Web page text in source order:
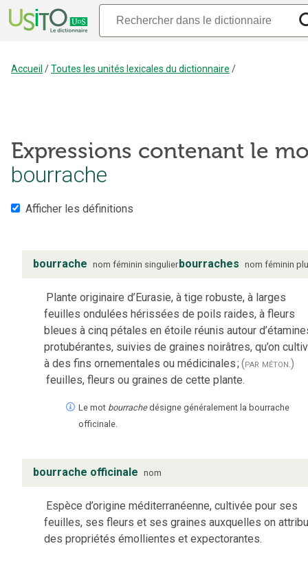
Accueil /Toutes les unités lexicales du dictionnaire /
Expressions contenant le
bourrache
Afficher les définitions
bourrache nom féminin singulierbourraches nom féminin
Plante originaire d’Eurasie, à tige robuste, à larges
feuilles ondulées hérissées de poils raides, à fleurs
bleues à cinq pétales en étoile réunis autour
protubérantes, suivies de graines noirâtres, qu’on
à des fins ornementales ou médicinales;(par méton.)
feuilles, fleurs ou graines de cette plante.
Le mot bourrache désigne généralement la bourrache
officinale.
bourrache officinale nom
Espèce d’origine méditerranéenne, cultivée pour ses
feuilles, ses fleurs et ses graines auxquelles on
des propriétés émollientes et expectorantes.